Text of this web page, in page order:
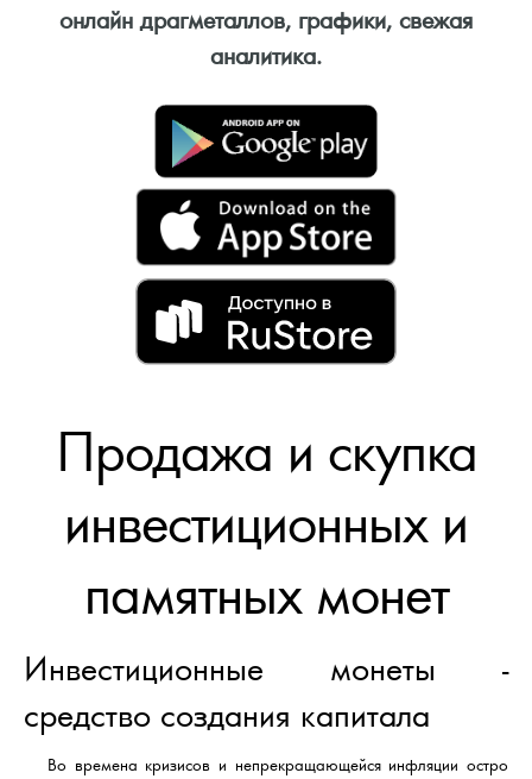
онлайн драгметаллов, графики, свежая
аналитика.
Продажа и скупка
инвестиционных и
памятных монет
Инвестиционные монеты -
средство создания капитала
Во времена кризисов и непрекращающейся инфляции остро